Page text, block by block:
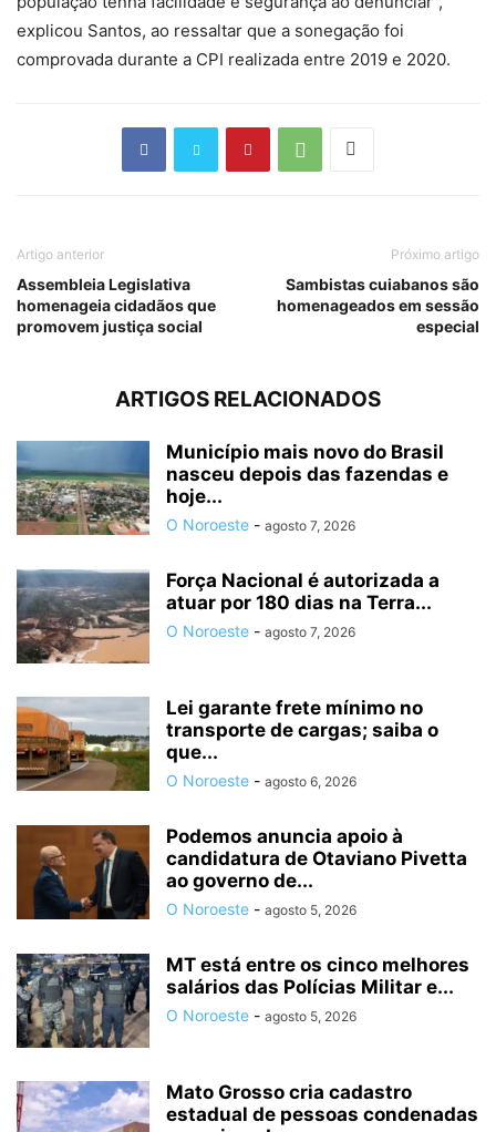
explicou Santos, ao ressaltar que a sonegação foi
comprovada durante a CPI realizada entre 2019 e 2020.
Artigo anterior
Assembleia Legislativa
homenageia cidadãos que
promovem justiça social
Próximo artigo
Sambistas cuiabanos são
homenageados em sessão
especial
ARTIGOS RELACIONADOS
Município mais novo do Brasil
nasceu depois das fazendas e
hoje...
O Noroeste - agosto 7, 2026
Força Nacional é autorizada a
atuar por 180 dias na Terra...
O Noroeste - agosto 7, 2026
Lei garante frete mínimo no
transporte de cargas; saiba o
que...
O Noroeste - agosto 6, 2026
Podemos anuncia apoio à
candidatura de Otaviano Pivetta
ao governo de...
O Noroeste - agosto 5, 2026
MT está entre os cinco melhores
salários das Polícias Militar e...
O Noroeste - agosto 5, 2026
Mato Grosso cria cadastro
estadual de pessoas condenadas